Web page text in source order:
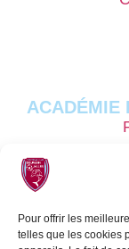
Pour offrir les
telles que les cookies
ACADÉMIE